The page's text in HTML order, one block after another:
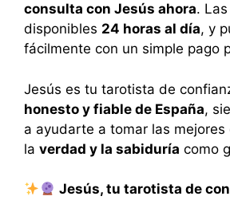
consulta con Jesús ahora.
disponibles 24 horas al día, y
fácilmente con un simple pago
Jesús es tu tarotista de
honesto y fiable de España,
a ayudarte a tomar las mejores
la verdad y la sabiduría como
Jesús, tu tarotista de